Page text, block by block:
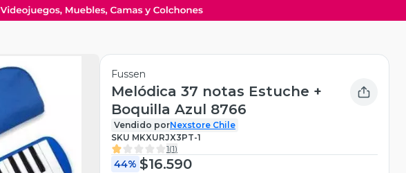
Fussen
Melódica 37 notas Estuche +
Boquilla Azul 8766
Vendido porNexstore Chile
SKU MKXURJX3PT-1
1(1)
44% $16.590